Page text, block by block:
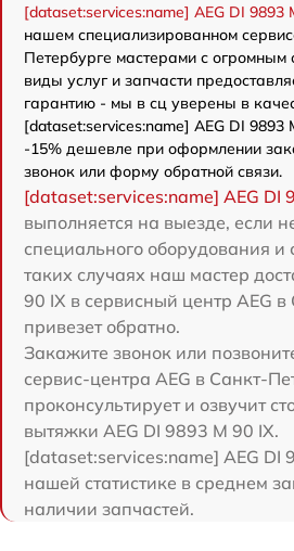
[dataset:services:name] AEG DI 9893
нашем специализированном
Петербурге мастерами с огромным
виды услуг и запчасти
гарантию - мы в сц уверены в
[dataset:services:name] AEG DI 9893
-15% дешевле при оформлении
звонок или форму обратной связи.
[dataset:services:name] AEG DI
выполняется на выезде, если
специального оборудования и
таких случаях наш мастер
90 IX в сервисный центр AEG
привезет обратно.
Закажите звонок или
сервис-центра AEG в Санкт-
проконсультирует и озвучит
вытяжки AEG DI 9893 M 90 IX.
[dataset:services:name] AEG DI
нашей статистике в среднем
наличии запчастей.